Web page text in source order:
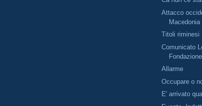
Attacco
Macedonia
Titoli riminesi
Comunicato
Allarme
Occupare o
E' arrivato